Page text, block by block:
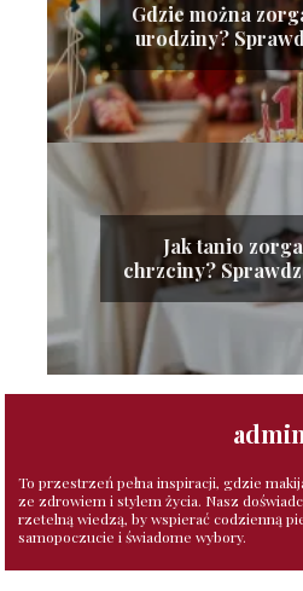
Gdzie można
urodziny?
Jak tanio
chrzciny?
To przestrzeń pełna inspiracji, gdzie
ze zdrowiem i stylem życia. Nasz
rzetelną wiedzą, by wspierać codzienną
samopoczucie i świadome wybory.